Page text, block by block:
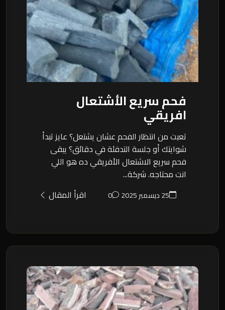
فحم سريع الأشتعال
افريقي
تعبت من انتظار الفحم عشان يشتعل؟ عايز تبدأ
شوايتك أو جلسة التدفئة في دقائق؟ يبقى
فحم سريع الاشتعال الأفريقي ده هو اللي
انت محتاجه. شركة...
25 ديسمبر 2025 0 اقرأ المقال